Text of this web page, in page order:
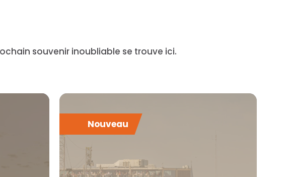
souvenir inoubliable se trouve ici.
Nouveau